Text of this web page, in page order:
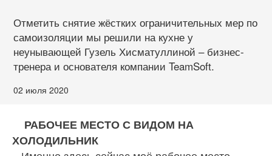
Отметить снятие жёстких ограничительных мер по
самоизоляции мы решили на кухне у
неунывающей Гузель Хисматуллиной – бизнес-
тренера и основателя компании TeamSoft.
02 июля 2020
РАБОЧЕЕ МЕСТО С ВИДОМ НА
ХОЛОДИЛЬНИК